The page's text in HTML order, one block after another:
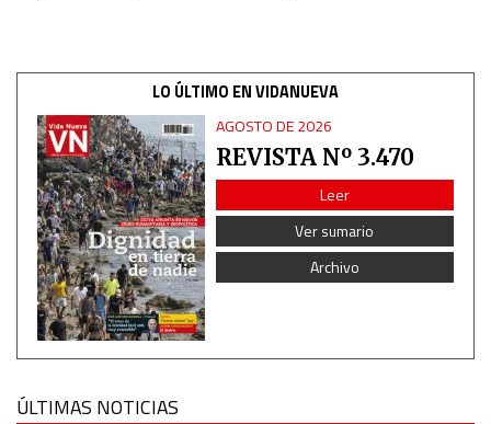
LO ÚLTIMO EN VIDANUEVA
AGOSTO DE 2026
REVISTA Nº 3.470
Leer
Ver sumario
Archivo
ÚLTIMAS NOTICIAS